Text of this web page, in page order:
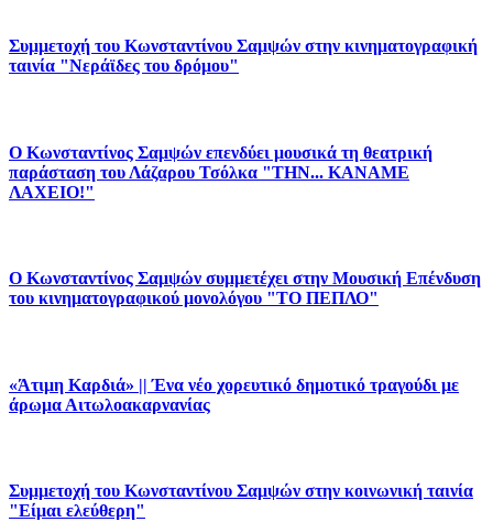
Συμμετοχή του Κωνσταντίνου Σαμψών στην κινηματογραφική
ταινία "Νεράϊδες του δρόμου"
Ο Κωνσταντίνος Σαμψών επενδύει μουσικά τη θεατρική
παράσταση του Λάζαρου Τσόλκα "ΤΗΝ... ΚΑΝΑΜΕ
ΛΑΧΕΙΟ!"
Ο Κωνσταντίνος Σαμψών συμμετέχει στην Μουσική Επένδυση
του κινηματογραφικού μονολόγου "ΤΟ ΠΕΠΛΟ"
«Άτιμη Καρδιά» || Ένα νέο χορευτικό δημοτικό τραγούδι με
άρωμα Αιτωλοακαρνανίας
Συμμετοχή του Κωνσταντίνου Σαμψών στην κοινωνική ταινία
"Είμαι ελεύθερη"